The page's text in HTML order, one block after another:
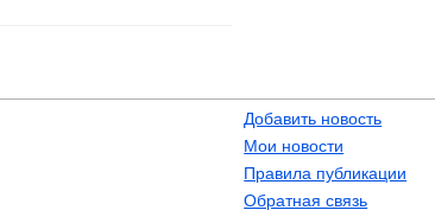
Добавить новость
Мои новости
Правила публикации
Обратная связь